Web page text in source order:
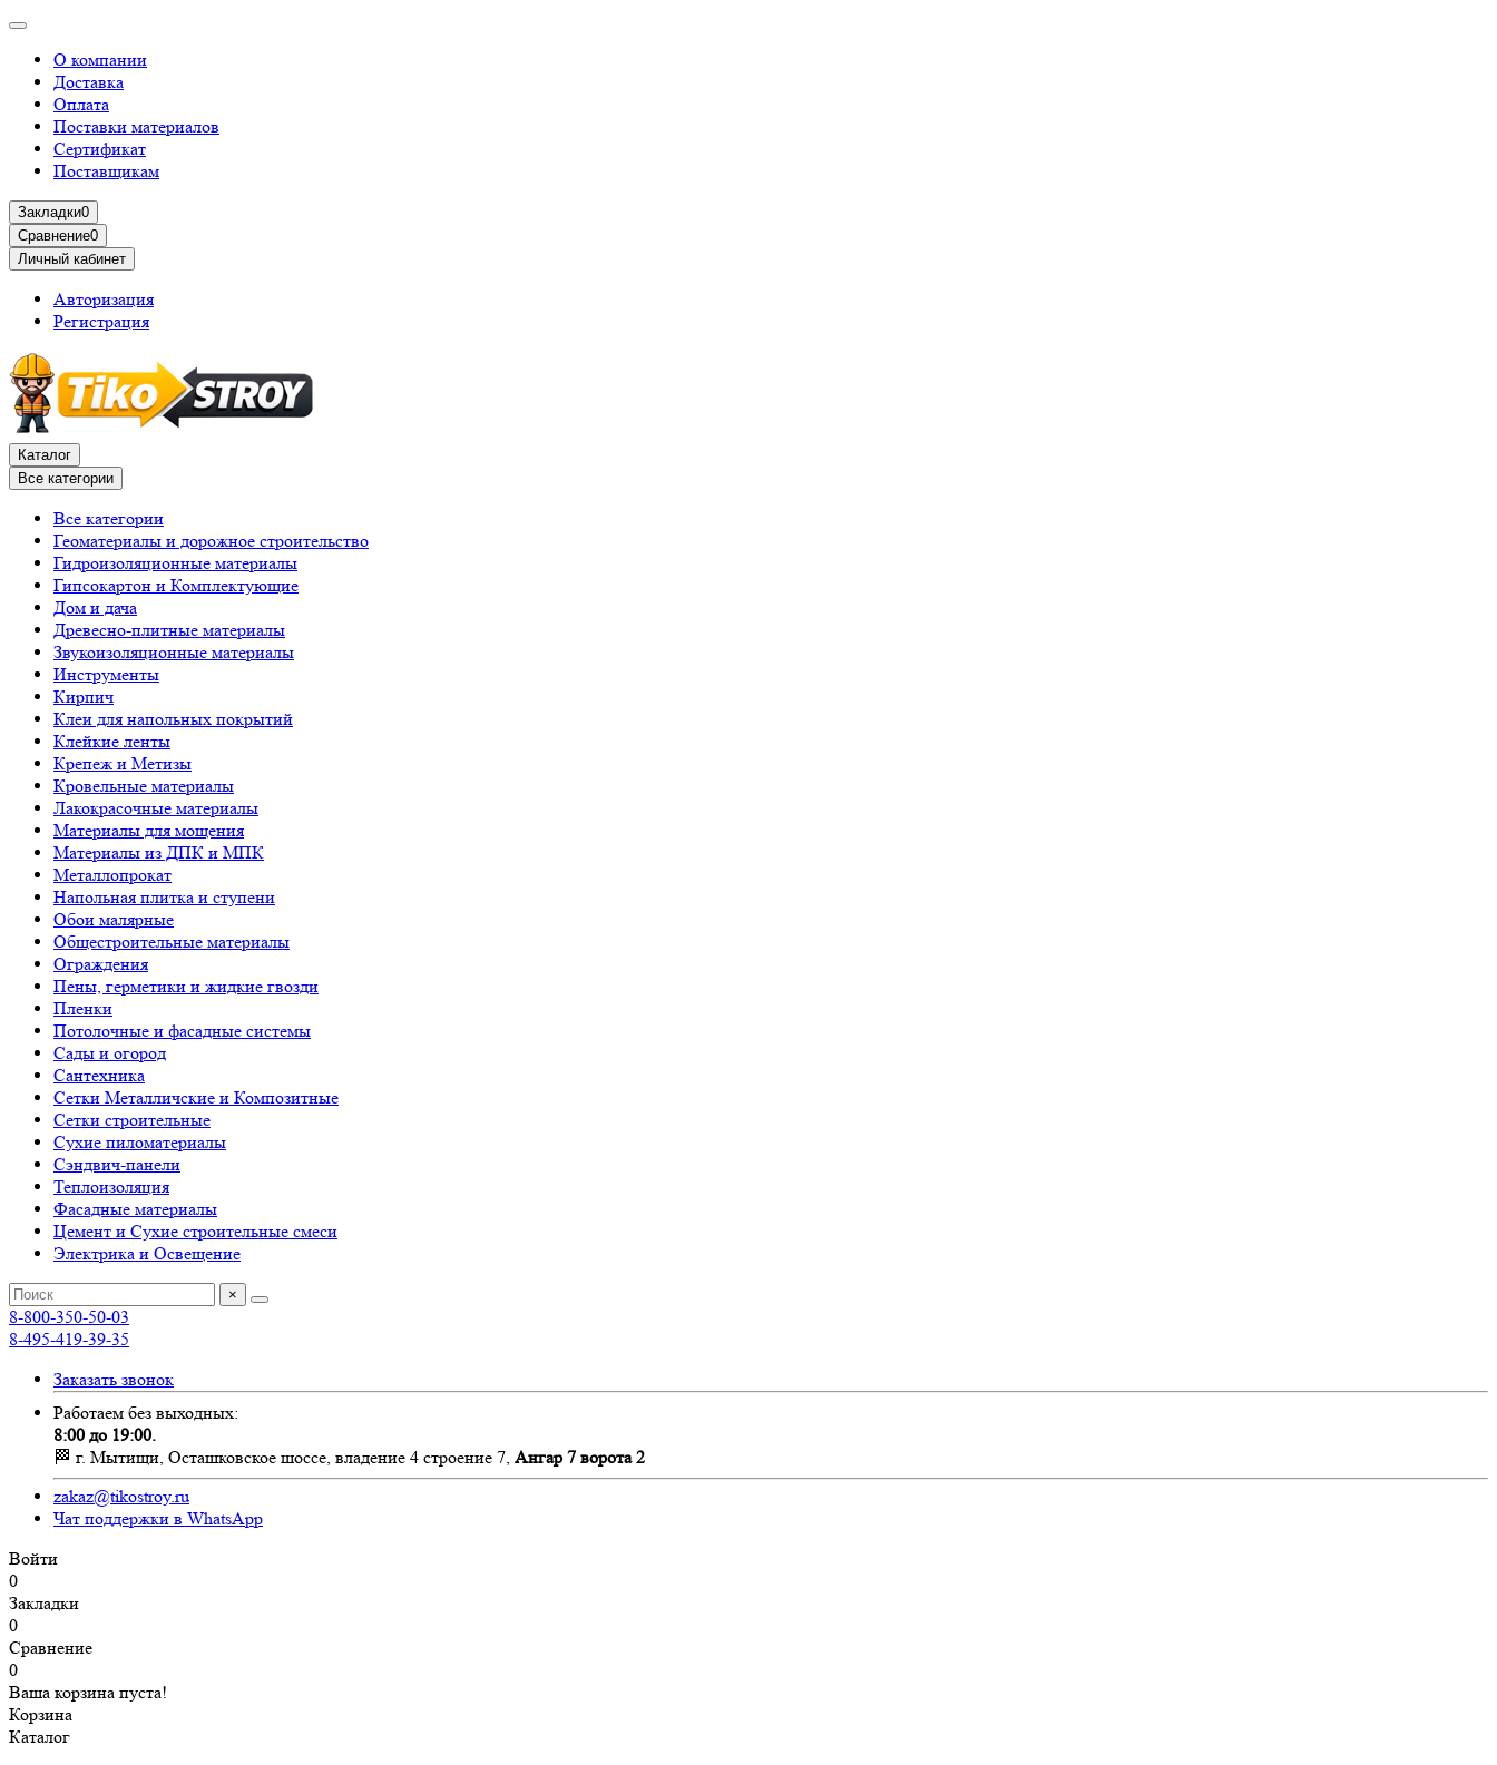
О компании
Доставка
Оплата
Поставки материалов
Сертификат
Поставщикам
Закладки0
Сравнение0
Личный кабинет
Авторизация
Регистрация
Каталог
Все категории
Все категории
Геоматериалы и дорожное строительство
Гидроизоляционные материалы
Гипсокартон и Комплектующие
Дом и дача
Древесно-плитные материалы
Звукоизоляционные материалы
Инструменты
Кирпич
Клеи для напольных покрытий
Клейкие ленты
Крепеж и Метизы
Кровельные материалы
Лакокрасочные материалы
Материалы для мощения
Материалы из ДПК и МПК
Металлопрокат
Напольная плитка и ступени
Обои малярные
Общестроительные материалы
Ограждения
Пены, герметики и жидкие гвозди
Пленки
Потолочные и фасадные системы
Сады и огород
Сантехника
Сетки Металличские и Композитные
Сетки строительные
Сухие пиломатериалы
Сэндвич-панели
Теплоизоляция
Фасадные материалы
Цемент и Сухие строительные смеси
Электрика и Освещение
×
8-800-350-50-03
8-495-419-39-35
Заказать звонок
Работаем без выходных:
8:00 до 19:00.
🏁 г. Мытищи, Осташковское шоссе, владение 4 строение 7, Ангар 7 ворота 2
zakaz@tikostroy.ru
Чат поддержки в WhatsApp
Войти
0
Закладки
0
Сравнение
0
Ваша корзина пуста!
Корзина
Каталог